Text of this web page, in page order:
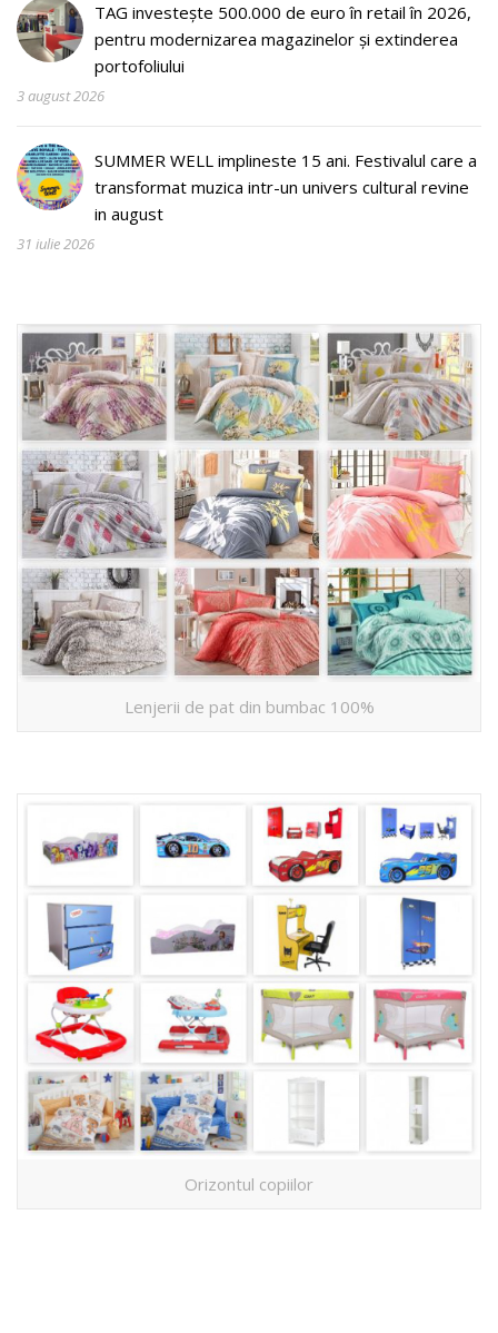
TAG investește 500.000 de euro în retail în 2026,
pentru modernizarea magazinelor și extinderea
portofoliului
3 august 2026
SUMMER WELL implineste 15 ani. Festivalul care a
transformat muzica intr-un univers cultural revine
in august
31 iulie 2026
Lenjerii de pat din bumbac 100%
Orizontul copiilor